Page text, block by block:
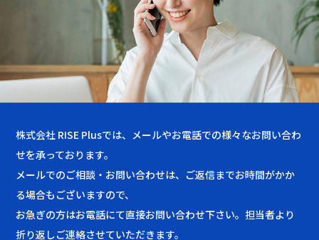
株式会社 RISE Plusでは、メールやお電話での様々なお問い合わ
せを承っております。
メールでのご相談・お問い合わせは、ご返信までお時間がかか
る場合もございますので、
お急ぎの方はお電話にて直接お問い合わせ下さい。担当者より
折り返しご連絡させていただきます。